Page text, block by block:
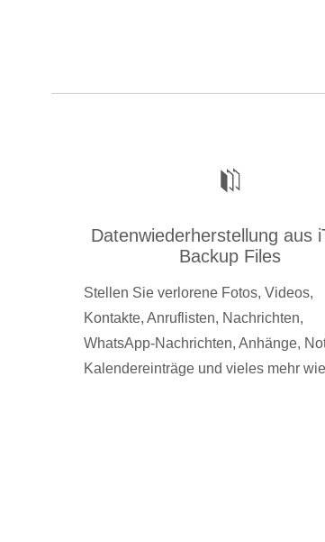
Datenwiederherstellung aus
Backup Files
Stellen Sie verlorene Fotos, Videos,
Kontakte, Anruflisten, Nachrichten,
WhatsApp-Nachrichten, Anhänge,
Kalendereinträge und vieles mehr